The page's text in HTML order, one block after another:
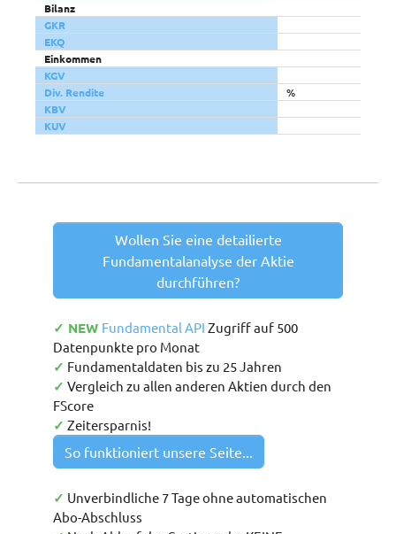
Bilanz
GKR
EKQ
Einkommen
KGV
Div. Rendite
%
KBV
KUV
Wollen Sie eine detailierte
Fundamentalanalyse der Aktie
durchführen?
✓ NEW Fundamental API Zugriff auf 500
Datenpunkte pro Monat
✓ Fundamentaldaten bis zu 25 Jahren
✓ Vergleich zu allen anderen Aktien durch den
FScore
✓ Zeitersparnis!
So funktioniert unsere Seite...
✓ Unverbindliche 7 Tage ohne automatischen
Abo-Abschluss